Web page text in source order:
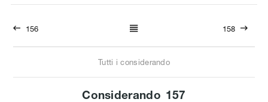
 156  158 
Tutti i considerando
Considerando 157